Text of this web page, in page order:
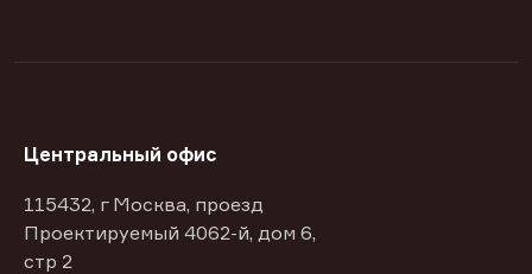
Центральный офис
115432, г Москва, проезд
Проектируемый 4062-й, дом 6,
стр 2